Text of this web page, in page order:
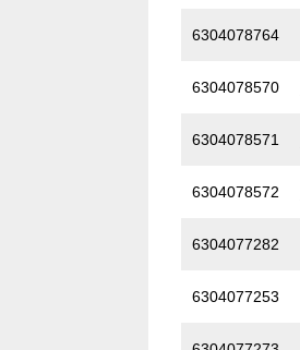
6304078764
6304078570
6304078571
6304078572
6304077282
6304077253